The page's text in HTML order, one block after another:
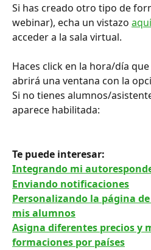
Si has creado otro tipo de
webinar), echa un vistazo aquí
acceder a la sala virtual.
Haces click en la hora/día
abrirá una ventana con la
Si no tienes alumnos/
aparece habilitada:
Te puede interesar:
Integrando mi
Enviando notificaciones
Personalizando la página
mis alumnos
Asigna diferentes precios y
formaciones por países